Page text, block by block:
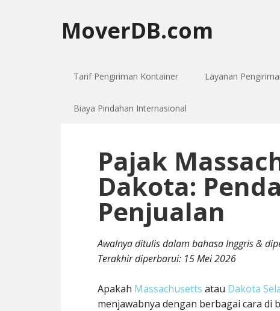
MoverDB.com
Tarif Pengiriman Kontainer Layanan
Biaya Pindahan Internasional
Pajak
Dakota:
Penjualan
Awalnya ditulis dalam bahasa Inggris &
Terakhir diperbarui: 15 Mei 2026
Apakah Massachusetts atau Dakota
menjawabnya dengan berbagai cara di